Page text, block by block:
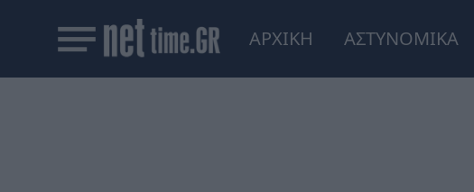
ΑΡΧΙΚΗ ΑΣΤΥΝΟΜΙΚΑ